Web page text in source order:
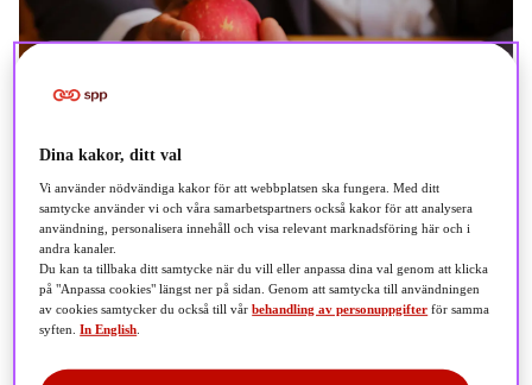
Dina kakor, ditt val
Vi använder nödvändiga kakor för att webbplatsen ska fungera. Med ditt
samtycke använder vi och våra samarbetspartners också kakor för att analysera
användning, personalisera innehåll och visa relevant marknadsföring här och i
andra kanaler.
Du kan ta tillbaka ditt samtycke när du vill eller anpassa dina val genom att klicka
på "Anpassa cookies" längst ner på sidan. Genom att samtycka till användningen
av cookies samtycker du också till vårbehandling av personuppgifter för samma
syften.In English